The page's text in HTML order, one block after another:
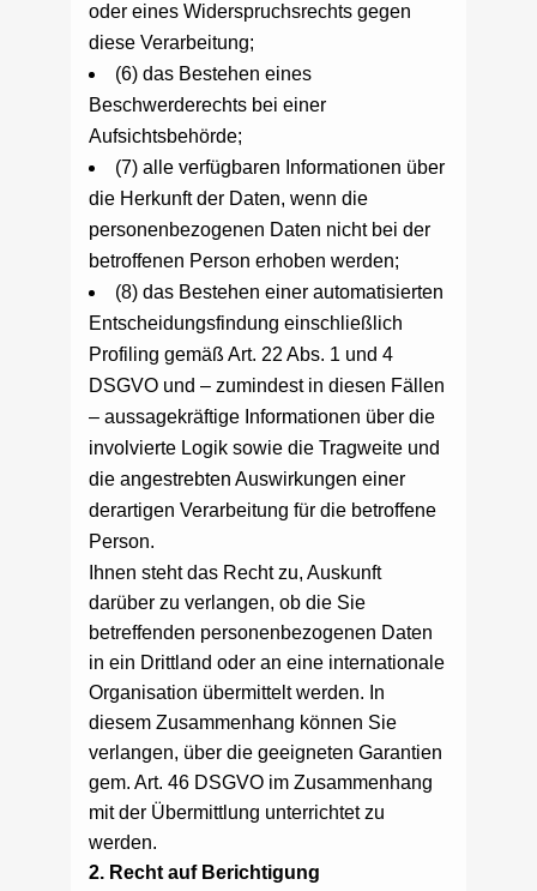
oder eines Widerspruchsrechts gegen
diese Verarbeitung;
(6) das Bestehen eines
Beschwerderechts bei einer
Aufsichtsbehörde;
(7) alle verfügbaren Informationen über
die Herkunft der Daten, wenn die
personenbezogenen Daten nicht bei der
betroffenen Person erhoben werden;
(8) das Bestehen einer automatisierten
Entscheidungsfindung einschließlich
Profiling gemäß Art. 22 Abs. 1 und 4
DSGVO und – zumindest in diesen Fällen
– aussagekräftige Informationen über die
involvierte Logik sowie die Tragweite und
die angestrebten Auswirkungen einer
derartigen Verarbeitung für die betroffene
Person.
Ihnen steht das Recht zu, Auskunft
darüber zu verlangen, ob die Sie
betreffenden personenbezogenen Daten
in ein Drittland oder an eine internationale
Organisation übermittelt werden. In
diesem Zusammenhang können Sie
verlangen, über die geeigneten Garantien
gem. Art. 46 DSGVO im Zusammenhang
mit der Übermittlung unterrichtet zu
werden.
2. Recht auf Berichtigung